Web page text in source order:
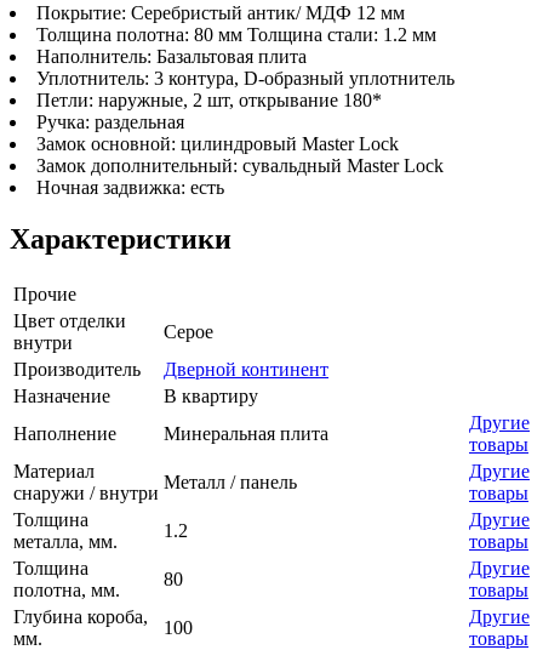
Покрытие: Серебристый антик/ МДФ 12 мм
Толщина полотна: 80 мм Толщина стали: 1.2 мм
Наполнитель: Базальтовая плита
Уплотнитель: 3 контура, D-образный уплотнитель
Петли: наружные, 2 шт, открывание 180*
Ручка: раздельная
Замок основной: цилиндровый Master Lock
Замок дополнительный: сувальдный Master Lock
Ночная задвижка: есть
Характеристики
Прочие
Цвет отделки
внутри
Серое
Производитель
Дверной континент
Назначение
В квартиру
Наполнение
Минеральная плита
Другие
товары
Материал
снаружи / внутри
Металл / панель
Другие
товары
Толщина
металла, мм.
1.2
Другие
товары
Толщина
полотна, мм.
80
Другие
товары
Глубина короба,
мм.
100
Другие
товары